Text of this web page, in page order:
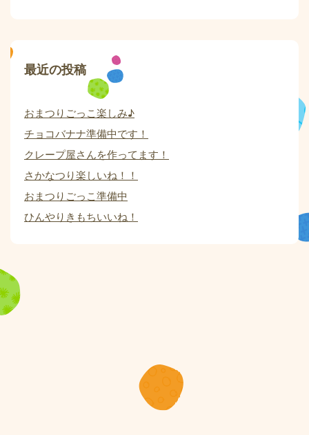
最近の投稿
おまつりごっこ楽しみ♪
チョコバナナ準備中です！
クレープ屋さんを作ってます！
さかなつり楽しいね！！
おまつりごっこ準備中
ひんやりきもちいいね！